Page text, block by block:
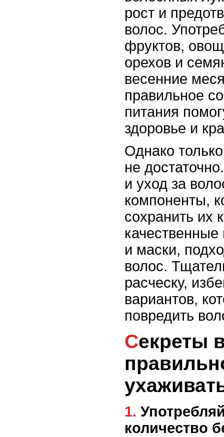
рост и
волос.
фруктов,
орехов и
весенние
правильное
питания
здоровье и
Однако
не
и уход за
компоненты,
сохранить их
и маски,
волос.
расческу,
вариантов,
повредить
Секреты волос: как
1. Употребляйте достаточное
количество